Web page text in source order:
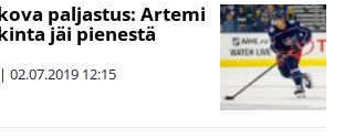
paljastus: Artemi
jäi pienestä
| 02.07.2019 12:15